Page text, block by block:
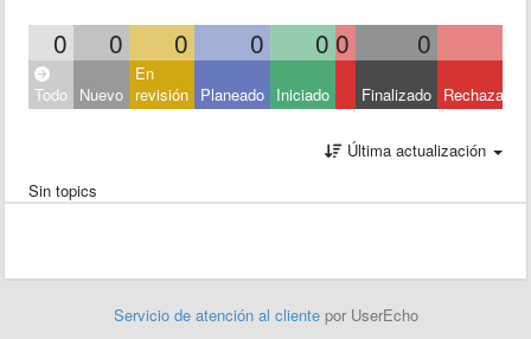
0 0 0 0 0 0 0
Todo Nuevo
En
revisión Planeado Iniciado Finalizado Rechazado
Última actualización
Sin topics
Servicio de atención al cliente por UserEcho